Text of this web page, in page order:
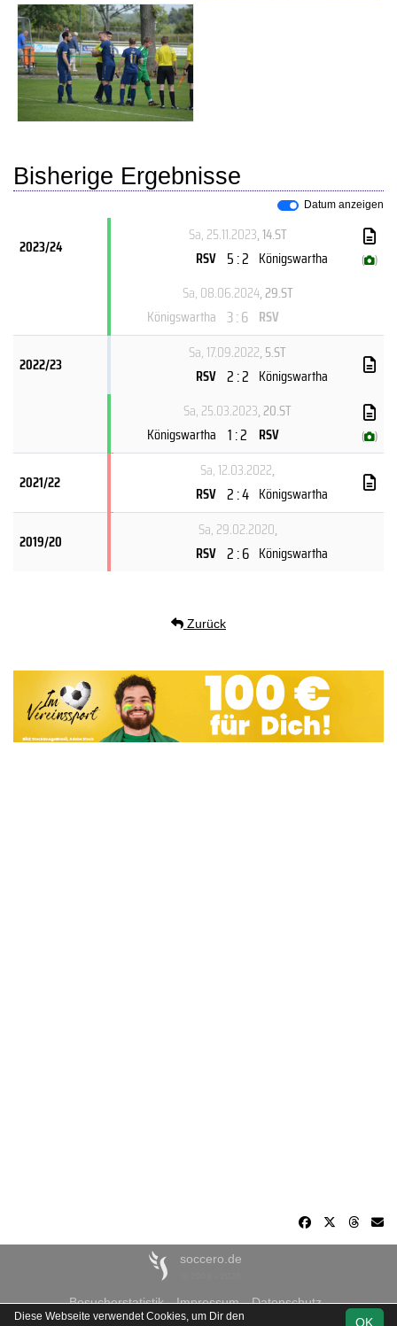
Bisherige Ergebnisse
Datum anzeigen
2023/24
Sa, 25.11.2023, 14.ST
RSV 5 : 2 Königswartha ( )
Sa, 08.06.2024, 29.ST
Königswartha 3 : 6 RSV
2022/23
Sa, 17.09.2022, 5.ST
RSV 2 : 2 Königswartha
Sa, 25.03.2023, 20.ST
Königswartha 1 : 2 RSV ( )
2021/22
Sa, 12.03.2022,
RSV 2 : 4 Königswartha
2019/20
Sa, 29.02.2020,
RSV 2 : 6 Königswartha
Zurück
soccero.de
Besucherstatistik Impressum
Datenschutz
OK
Diese Webseite verwendet Cookies, um Dir den